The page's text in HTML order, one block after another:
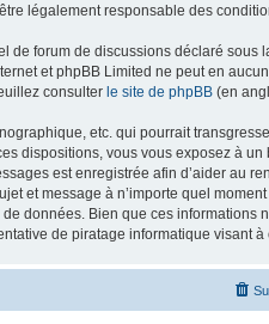
légalement responsable des
de forum de discussions déclaré sous
et phpBB Limited ne peut en
consulter le site de phpBB (en
etc. qui pourrait
dispositions, vous vous exposez à
est enregistrée afin d’aider au
et message à n’importe quel
données. Bien que ces informations
de piratage informatique visant à